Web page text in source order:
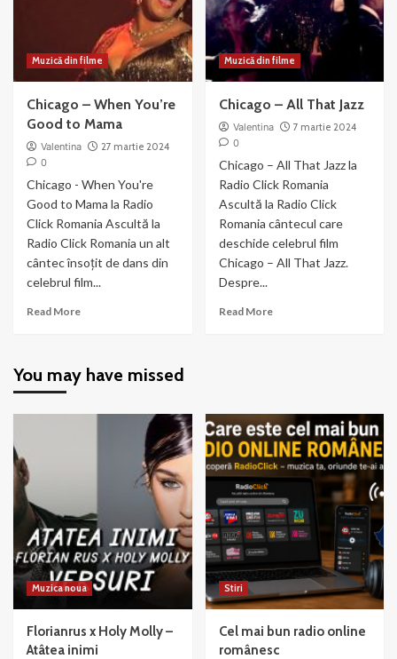
Muzică din filme
Chicago – When You’re
Good to Mama
Valentina
27 martie 2024
0
Chicago - When You're
Good to Mama la Radio
Click Romania Ascultă la
Radio Click Romania un alt
cântec însoțit de dans din
celebrul film...
Read MoreRead
–
Muzică din filme
Chicago – All That Jazz
Valentina
7 martie 2024
0
Chicago – All That Jazz la
Radio Click Romania
Ascultă la Radio Click
Romania cântecul care
deschide celebrul film
Chicago – All That Jazz.
Despre...
Read MoreRead
Jazz
You may have missed
Muzica noua
Florianrus x Holy Molly –
Atâtea inimi
Stiri
Cel mai bun radio online
românesc